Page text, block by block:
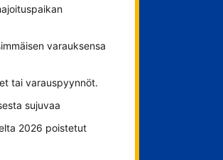
varauksensa
tai varauspyynnöt.
sujuvaa
2026 poistetut